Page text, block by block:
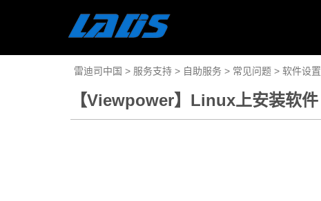
雷迪司中国 > 服务支持 > 自助服务 > 常见问题 > 软件设置
【Viewpower】Linux上安装软件